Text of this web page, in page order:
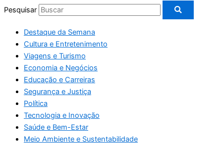
Pesquisar
Destaque da Semana
Cultura e Entretenimento
Viagens e Turismo
Economia e Negócios
Educação e Carreiras
Segurança e Justiça
Política
Tecnologia e Inovação
Saúde e Bem-Estar
Meio Ambiente e Sustentabilidade